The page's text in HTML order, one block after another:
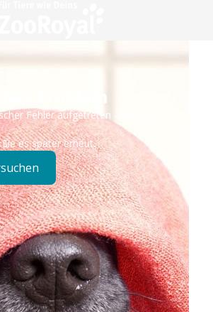
Problem
Fehler aufgetreten – wir sind
Sie es später erneut.